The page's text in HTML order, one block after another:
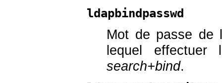
ldapbindpasswd
Mot de passe de
lequel effectuer
search+bind.